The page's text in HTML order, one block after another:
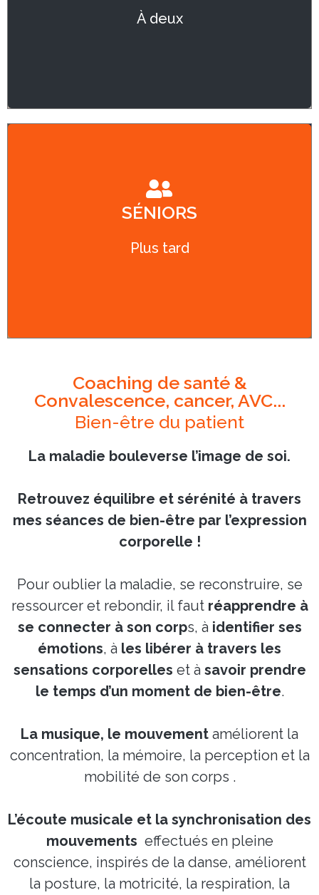
À deux
TENSIONS
SÉNIORS
Plus tard
MAINTENEZ VOTRE SANTÉ
mémoire, votre mobilité, votre vitalité
Coaching de santé &
Convalescence, cancer, AVC...
Bien-être du patient
La maladie bouleverse l’image de soi.
Retrouvez équilibre et sérénité à travers
mes séances de bien-être par l’expression
corporelle !
Pour oublier la maladie, se reconstruire, se
ressourcer et rebondir, il fautréapprendre à
se connecter à son corps, à identifier ses
émotions, à les libérer à travers les
sensations corporelles et à savoir prendre
le temps d’un moment de bien-être.
La musique, le mouvement améliorent la
concentration, la mémoire, la perception et la
mobilité de son corps .
L’écoute musicale et la synchronisation des
mouvements effectués en pleine
conscience, inspirés de la danse, améliorent
la posture, la motricité, la respiration, la